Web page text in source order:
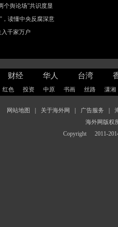
个舆论场”共识度显
，读懂中央反腐深意
千家万户
财经 华人 台湾
红色 投资 中原 书画 丝路 潇湘
网站地图 关于海外网 广告服务
海外网版权
Copyright
2011-